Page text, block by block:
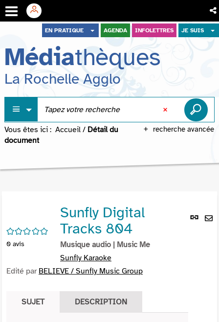
menu
contenu
recherche
EN PRATIQUE AGENDA INFOLETTRES JE SUIS
Médiathèques
La Rochelle Agglo
recherche avancée
Vous êtes ici : Accueil / Détail du
document
Lien
/5
0 avis
Sunfly Digital
Tracks 804
Musique audio | Music Me
Sunfly Karaoke
Edité par BELIEVE / Sunfly Music Group
SUJET DESCRIPTION